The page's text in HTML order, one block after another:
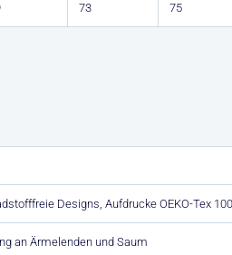
73 75
Designs, Aufdrucke OEKO-Tex
an Ärmelenden und Saum